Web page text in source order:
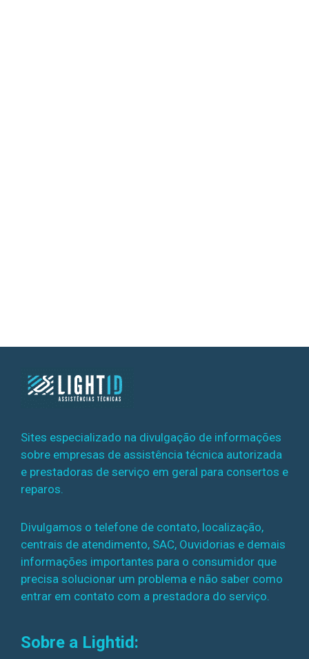
Sites especializado na divulgação de informações
sobre empresas de assistência técnica autorizada
e prestadoras de serviço em geral para consertos e
reparos.
Divulgamos o telefone de contato, localização,
centrais de atendimento, SAC, Ouvidorias e demais
informações importantes para o consumidor que
precisa solucionar um problema e não saber como
entrar em contato com a prestadora do serviço.
Sobre a Lightid: